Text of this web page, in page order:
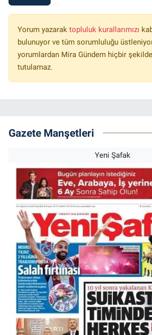
Yorum yazarak topluluk kurallarımızı
bulunuyor ve tüm sorumluluğu
yorumlardan Mira Gündem hiçbir
tutulamaz.
Gazete Manşetleri
Yeni Şafak